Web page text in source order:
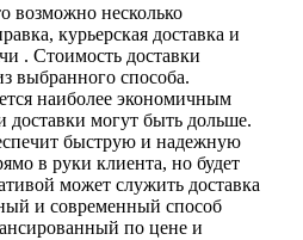
возможно несколько
курьерская доставка и
. Стоимость доставки
выбранного способа.
наиболее экономичным
доставки могут быть дольше.
быструю и надежную
в руки клиента, но будет
может служить доставка
и современный способ
по цене и